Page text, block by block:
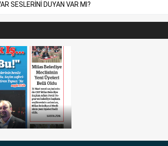
SESLERİNİ DUYAN VAR MI?